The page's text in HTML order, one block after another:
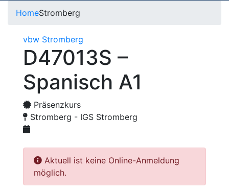
HomeStromberg
vbw Stromberg
D47013S –
Spanisch A1
Präsenzkurs
Stromberg - IGS Stromberg
Aktuell ist keine Online-Anmeldung
möglich.